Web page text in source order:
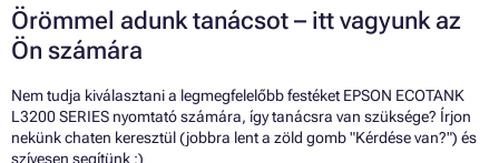
Örömmel adunk tanácsot – itt vagyunk az
Ön számára
Nem tudja kiválasztani a legmegfelelőbb festéket EPSON ECOTANK
L3200 SERIES nyomtató számára, így tanácsra van szüksége? Írjon
nekünk chaten keresztül (jobbra lent a zöld gomb "Kérdése van?") és
szívesen segítünk :)